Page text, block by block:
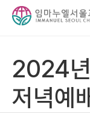
2024
저녁예